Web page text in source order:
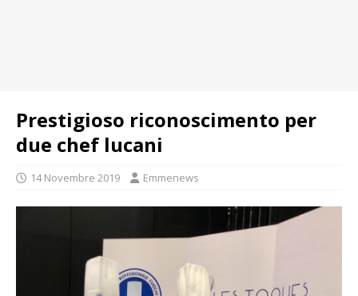
Prestigioso riconoscimento per
due chef lucani
14 Novembre 2019 Emmenews